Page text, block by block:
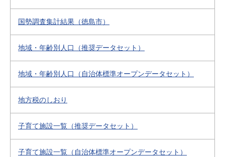
国勢調査集計結果（徳島市）
地域・年齢別人口（推奨データセット）
地域・年齢別人口（自治体標準オープンデータセット）
地方税のしおり
子育て施設一覧（推奨データセット）
子育て施設一覧（自治体標準オープンデータセット）